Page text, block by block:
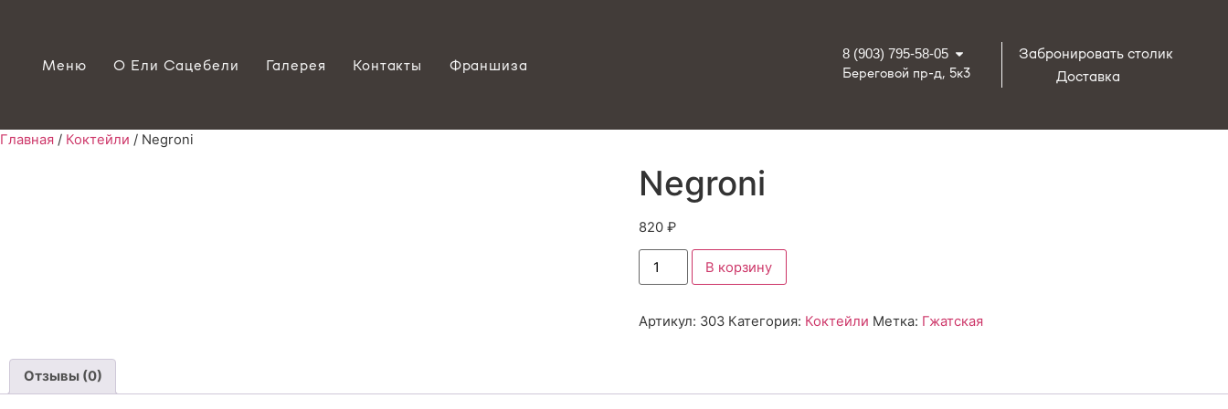
Меню О Ели Сацебели Галерея Контакты Франшиза
8 (903) 795-58-05
Береговой пр-д, 5к3
Забронировать столик
Доставка
Главная / Коктейли / Negroni
Negroni
820 ₽
В корзину
Артикул: 303 Категория: Коктейли Метка: Гжатская
Отзывы (0)